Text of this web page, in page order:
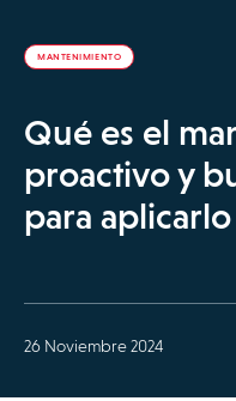
MANTENIMIENTO
Qué es el
proactivo y
para aplicarlo
26 Noviembre 2024